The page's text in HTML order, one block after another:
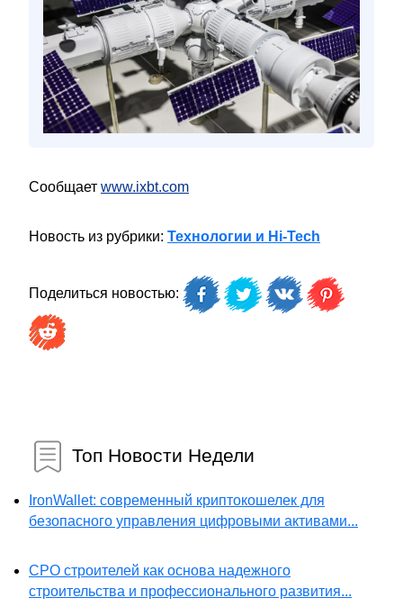
Сообщает www.ixbt.com
Новость из рубрики: Технологии и Hi-Tech
Поделиться новостью:
Топ Новости Недели
IronWallet: современный криптокошелек для
безопасного управления цифровыми активами...
СРО строителей как основа надежного
строительства и профессионального развития...